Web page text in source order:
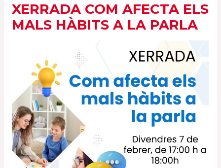
XERRADA COM AFECTA ELS
MALS HÀBITS A LA PARLA